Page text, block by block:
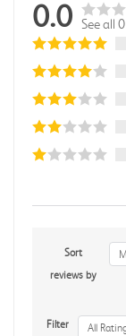
0.0 See all
Sort
reviews by
Filter All